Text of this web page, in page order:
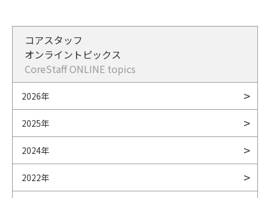
コアスタッフ
オンライントピックス
CoreStaff ONLINE topics
2026年
2025年
2024年
2022年